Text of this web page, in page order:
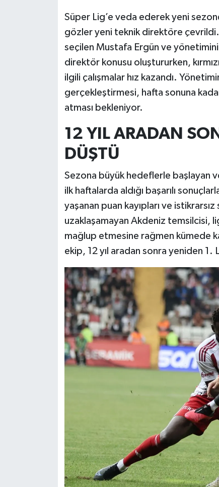
Süper Lig’e veda ederek yeni
gözler yeni teknik direktöre çevrildi.
seçilen Mustafa Ergün ve
direktör konusu oluştururken,
ilgili çalışmalar hız kazandı.
gerçekleştirmesi, hafta sonuna
atması bekleniyor.
12 YIL ARADAN
DÜŞTÜ
Sezona büyük hedeflerle başlayan
ilk haftalarda aldığı başarılı
yaşanan puan kayıpları ve
uzaklaşamayan Akdeniz temsilcisi,
mağlup etmesine rağmen kümede
ekip, 12 yıl aradan sonra yeniden 1.